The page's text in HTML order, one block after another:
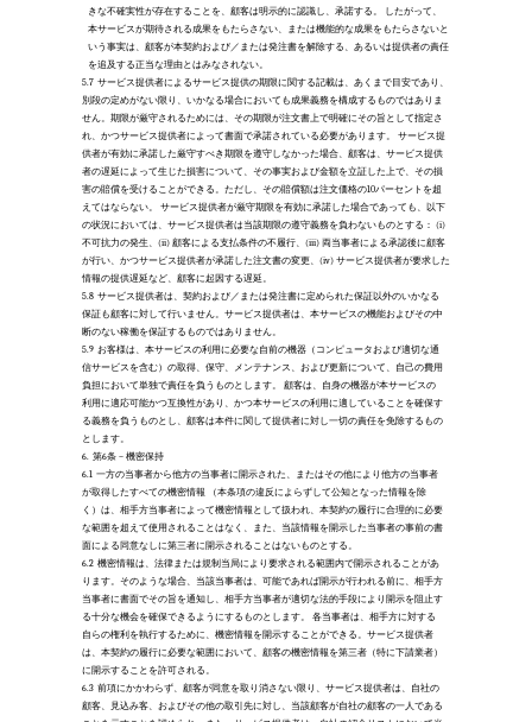
きな不確実性が存在することを、顧客は明示的に認識し、承諾する。 したがって、
本サービスが期待される成果をもたらさない、または機能的な成果をもたらさないと
いう事実は、顧客が本契約および／または発注書を解除する、あるいは提供者の責任
を追及する正当な理由とはみなされない。
5.7 サービス提供者によるサービス提供の期限に関する記載は、あくまで目安であり、
別段の定めがない限り、いかなる場合においても成果義務を構成するものではありま
せん。期限が厳守されるためには、その期限が注文書上で明確にその旨として指定さ
れ、かつサービス提供者によって書面で承諾されている必要があります。 サービス提
供者が有効に承諾した厳守すべき期限を遵守しなかった場合、顧客は、サービス提供
者の遅延によって生じた損害について、その事実および金額を立証した上で、その損
害の賠償を受けることができる。ただし、その賠償額は注文価格の10パーセントを超
えてはならない。 サービス提供者が厳守期限を有効に承諾した場合であっても、以下
の状況においては、サービス提供者は当該期限の遵守義務を負わないものとする： (i)
不可抗力の発生、(ii) 顧客による支払条件の不履行、(iii) 両当事者による承認後に顧客
が行い、かつサービス提供者が承諾した注文書の変更、(iv) サービス提供者が要求した
情報の提供遅延など、顧客に起因する遅延。
5.8 サービス提供者は、契約および／または発注書に定められた保証以外のいかなる
保証も顧客に対して行いません。サービス提供者は、本サービスの機能およびその中
断のない稼働を保証するものではありません。
5.9 お客様は、本サービスの利用に必要な自前の機器（コンピュータおよび適切な通
信サービスを含む）の取得、保守、メンテナンス、および更新について、自己の費用
負担において単独で責任を負うものとします。 顧客は、自身の機器が本サービスの
利用に適応可能かつ互換性があり、かつ本サービスの利用に適していることを確保す
る義務を負うものとし、顧客は本件に関して提供者に対し一切の責任を免除するもの
とします。
6. 第6条 – 機密保持
6.1 一方の当事者から他方の当事者に開示された、またはその他により他方の当事者
が取得したすべての機密情報 （本条項の違反によらずして公知となった情報を除
く）は、相手方当事者によって機密情報として扱われ、本契約の履行に合理的に必要
な範囲を超えて使用されることはなく、また、当該情報を開示した当事者の事前の書
面による同意なしに第三者に開示されることはないものとする。
6.2 機密情報は、法律または規制当局により要求される範囲内で開示されることがあ
ります。そのような場合、当該当事者は、可能であれば開示が行われる前に、相手方
当事者に書面でその旨を通知し、相手方当事者が適切な法的手段により開示を阻止す
る十分な機会を確保できるようにするものとします。 各当事者は、相手方に対する
自らの権利を執行するために、機密情報を開示することができる。サービス提供者
は、本契約の履行に必要な範囲において、顧客の機密情報を第三者（特に下請業者）
に開示することを許可される。
6.3 前項にかかわらず、顧客が同意を取り消さない限り、サービス提供者は、自社の
顧客、見込み客、およびその他の取引先に対し、当該顧客が自社の顧客の一人である